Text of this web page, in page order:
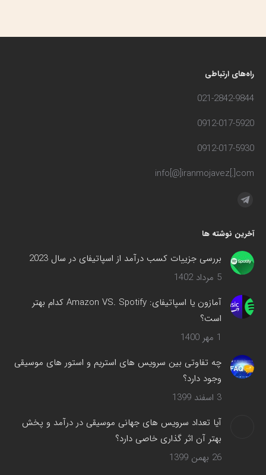
راه‌های ارتباطی
021-2842-9844
0912-017-5920
0912-017-5930
info[@]iranmojavez[.]com
مارا در اینجا پیدا کنید:
تلگرام
در
پنجره
جدید
می‌شود
آخرین نوشته ها
بررسی جزییات کسب درآمد از اسپاتیفای در سال 2023
5 مرداد 1402
آمازون یا اسپاتیفای: Amazon VS. Spotify کدام بهتر
است؟
1 مهر 1400
چه تفاوتی بین سرویس های استریم و استور های موسیقی
وجود دارد؟
3 اسفند 1399
آیا تعداد سرویس های جهانی موسیقی در درآمد و پخش
بهتر آن اثر گذاری خاصی دارد؟
26 بهمن 1399